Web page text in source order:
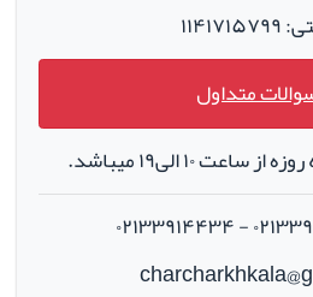
متداول
۱۰ الی۱۹ میباشد.